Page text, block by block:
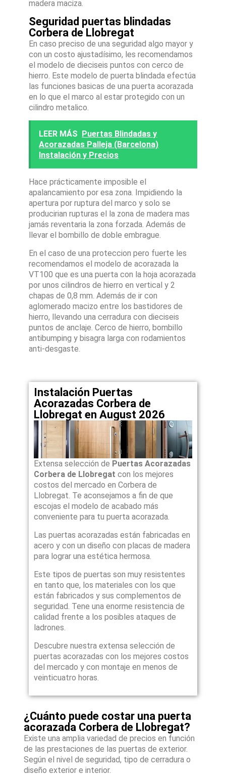
madera maciza.
Seguridad puertas blindadas
Corbera de Llobregat
En caso preciso de una seguridad algo mayor y
con un costo ajustadísimo, les recomendamos
el modelo de dieciseis puntos con cerco de
hierro. Este modelo de puerta blindada efectúa
las funciones basicas de una puerta acorazada
en lo que el marco al estar protegido con un
cilindro metalico.
LEER MÁS Puertas Blindadas y
Acorazadas Palleja (Barcelona)
Instalación y Precios
Hace prácticamente imposible el
apalancamiento por esa zona. Impidiendo la
apertura por ruptura del marco y solo se
producirian rupturas el la zona de madera mas
jamás reventaria la zona forzada. Además de
llevar el bombillo de doble embrague.
En el caso de una proteccion pero fuerte les
recomendamos el modelo de acorazada la
VT100 que es una puerta con la hoja acorazada
por unos cilindros de hierro en vertical y 2
chapas de 0,8 mm. Además de ir con
aglomerado macizo entre los bastidores de
hierro, llevando una cerradura con dieciseis
puntos de anclaje. Cerco de hierro, bombillo
antibumping y bisagra larga con rodamientos
anti-desgaste.
Instalación Puertas
Acorazadas Corbera de
Llobregat en August 2026
Extensa selección de Puertas Acorazadas
Corbera de Llobregatcon los mejores
costos del mercado en Corbera de
Llobregat. Te aconsejamos a fin de que
escojas el modelo de acabado más
conveniente para tu puerta acorazada.
Las puertas acorazadas están fabricadas en
acero y con un diseño con placas de madera
para lograr una estética hermosa.
Este tipos de puertas son muy resistentes
en tanto que, los materiales con los que
están fabricados y sus complementos de
seguridad. Tene una enorme resistencia de
calidad frente a los posibles ataques de
ladrones.
Descubre nuestra extensa selección de
puertas acorazadas con los mejores costos
del mercado y con montaje en menos de
veinticuatro horas.
¿Cuánto puede costar una puerta
acorazada Corbera de Llobregat?
Existe una amplia variedad de precios en función
de las prestaciones de las puertas de exterior.
Según el nivel de seguridad, tipo de cerradura o
diseño exterior e interior.